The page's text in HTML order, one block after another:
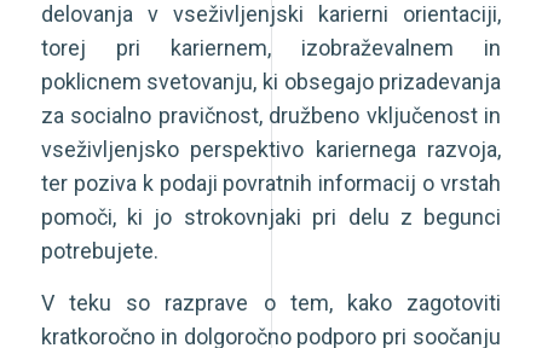
delovanja v vseživljenjski karierni orientaciji,
torej pri kariernem, izobraževalnem in
poklicnem svetovanju, ki obsegajo prizadevanja
za socialno pravičnost, družbeno vključenost in
vseživljenjsko perspektivo kariernega razvoja,
ter poziva k podaji povratnih informacij o vrstah
pomoči, ki jo strokovnjaki pri delu z begunci
potrebujete.
V teku so razprave o tem, kako zagotoviti
kratkoročno in dolgoročno podporo pri soočanju